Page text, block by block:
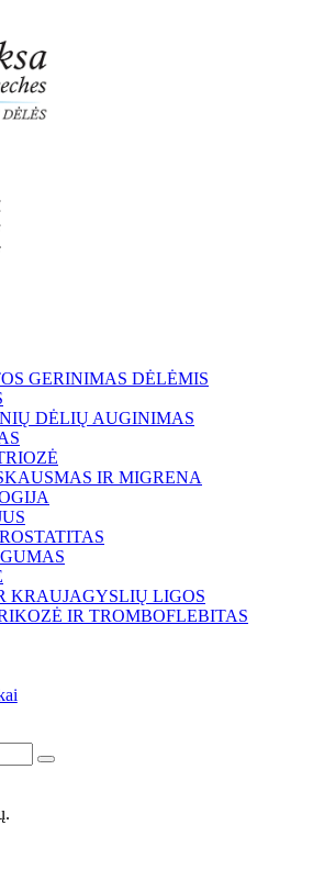
GERINIMAS DĖLĖMIS
DĖLIŲ AUGINIMAS
IR MIGRENA
KRAUJAGYSLIŲ LIGOS
IR TROMBOFLEBITAS
Search